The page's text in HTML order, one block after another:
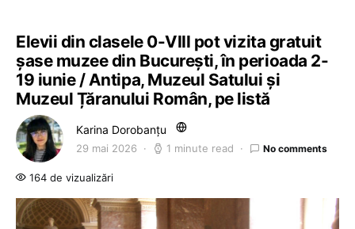
Elevii din clasele 0-VIII pot vizita gratuit
șase muzee din București, în perioada 2-
19 iunie / Antipa, Muzeul Satului și
Muzeul Țăranului Român, pe listă
Karina Dorobanțu
29 mai 2026 1 minute read No comments
164 de vizualizări